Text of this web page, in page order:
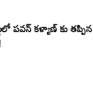
పవన్ కళ్యాణ్ కు తప్పిన